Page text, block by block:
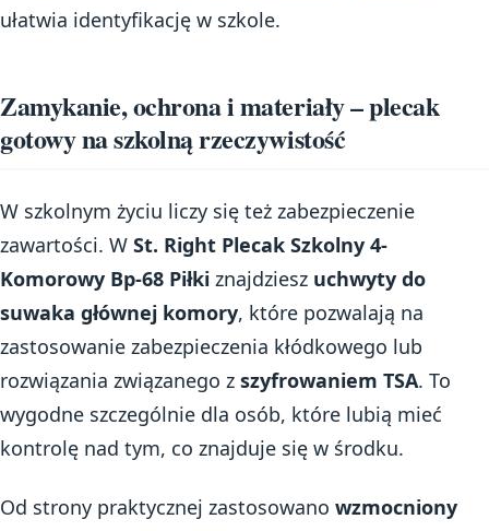
ułatwia identyfikację w szkole.
Zamykanie, ochrona i materiały – plecak
gotowy na szkolną rzeczywistość
W szkolnym życiu liczy się też zabezpieczenie
zawartości. W St. Right Plecak Szkolny 4-
Komorowy Bp-68 Piłki znajdziesz uchwyty do
suwaka głównej komory, które pozwalają na
zastosowanie zabezpieczenia kłódkowego lub
rozwiązania związanego z szyfrowaniem TSA. To
wygodne szczególnie dla osób, które lubią mieć
kontrolę nad tym, co znajduje się w środku.
Od strony praktycznej zastosowano wzmocniony